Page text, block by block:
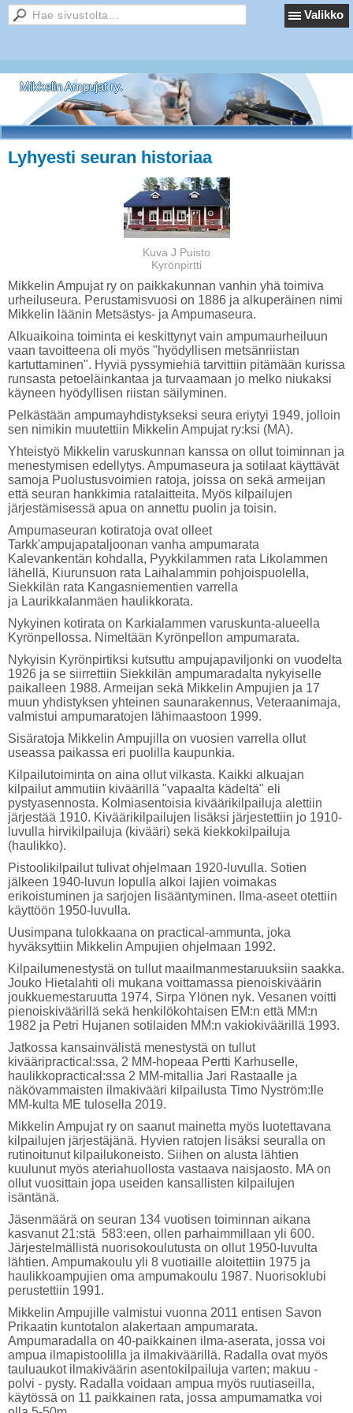
Valikko
Mikkelin Ampujat ry.
Lyhyesti seuran historiaa
Kuva J Puisto
Kyrönpirtti
Mikkelin Ampujat ry on paikkakunnan vanhin yhä toimiva
urheiluseura. Perustamisvuosi on 1886 ja alkuperäinen nimi
Mikkelin läänin Metsästys- ja Ampumaseura.
Alkuaikoina toiminta ei keskittynyt vain ampumaurheiluun
vaan tavoitteena oli myös "hyödyllisen metsänriistan
kartuttaminen". Hyviä pyssymiehiä tarvittiin pitämään kurissa
runsasta petoeläinkantaa ja turvaamaan jo melko niukaksi
käyneen hyödyllisen riistan säilyminen.
Pelkästään ampumayhdistykseksi seura eriytyi 1949, jolloin
sen nimikin muutettiin Mikkelin Ampujat ry:ksi (MA).
Yhteistyö Mikkelin varuskunnan kanssa on ollut toiminnan ja
menestymisen edellytys. Ampumaseura ja sotilaat käyttävät
samoja Puolustusvoimien ratoja, joissa on sekä armeijan
että seuran hankkimia ratalaitteita. Myös kilpailujen
järjestämisessä apua on annettu puolin ja toisin.
Ampumaseuran kotiratoja ovat olleet
Tarkk'ampujapataljoonan vanha ampumarata
Kalevankentän kohdalla, Pyykkilammen rata Likolammen
lähellä, Kiurunsuon rata Laihalammin pohjoispuolella,
Siekkilän rata Kangasniementien varrella
ja Laurikkalanmäen haulikkorata.
Nykyinen kotirata on Karkialammen varuskunta-alueella
Kyrönpellossa. Nimeltään Kyrönpellon ampumarata.
Nykyisin Kyrönpirtiksi kutsuttu ampujapaviljonki on vuodelta
1926 ja se siirrettiin Siekkilän ampumaradalta nykyiselle
paikalleen 1988. Armeijan sekä Mikkelin Ampujien ja 17
muun yhdistyksen yhteinen saunarakennus, Veteraanimaja,
valmistui ampumaratojen lähimaastoon 1999.
Sisäratoja Mikkelin Ampujilla on vuosien varrella ollut
useassa paikassa eri puolilla kaupunkia.
Kilpailutoiminta on aina ollut vilkasta. Kaikki alkuajan
kilpailut ammutiin kiväärillä "vapaalta kädeltä" eli
pystyasennosta. Kolmiasentoisia kiväärikilpailuja alettiin
järjestää 1910. Kiväärikilpailujen lisäksi järjestettiin jo 1910-
luvulla hirvikilpailuja (kivääri) sekä kiekkokilpailuja
(haulikko).
Pistoolikilpailut tulivat ohjelmaan 1920-luvulla. Sotien
jälkeen 1940-luvun lopulla alkoi lajien voimakas
erikoistuminen ja sarjojen lisääntyminen. Ilma-aseet otettiin
käyttöön 1950-luvulla.
Uusimpana tulokkaana on practical-ammunta, joka
hyväksyttiin Mikkelin Ampujien ohjelmaan 1992.
Kilpailumenestystä on tullut maailmanmestaruuksiin saakka.
Jouko Hietalahti oli mukana voittamassa pienoiskiväärin
joukkuemestaruutta 1974, Sirpa Ylönen nyk. Vesanen voitti
pienoiskiväärillä sekä henkilökohtaisen EM:n että MM:n
1982 ja Petri Hujanen sotilaiden MM:n vakiokiväärillä 1993.
Jatkossa kansainvälistä menestystä on tullut
kivääripractical:ssa, 2 MM-hopeaa Pertti Karhuselle,
haulikkopractical:ssa 2 MM-mitallia Jari Rastaalle ja
näkövammaisten ilmakivääri kilpailusta Timo Nyström:lle
MM-kulta ME tulosella 2019.
Mikkelin Ampujat ry on saanut mainetta myös luotettavana
kilpailujen järjestäjänä. Hyvien ratojen lisäksi seuralla on
rutinoitunut kilpailukoneisto. Siihen on alusta lähtien
kuulunut myös ateriahuollosta vastaava naisjaosto. MA on
ollut vuosittain jopa useiden kansallisten kilpailujen
isäntänä.
Jäsenmäärä on seuran 134 vuotisen toiminnan aikana
kasvanut 21:stä 583:een, ollen parhaimmillaan yli 600.
Järjestelmällistä nuorisokoulutusta on ollut 1950-luvulta
lähtien. Ampumakoulu yli 8 vuotiaille aloitettiin 1975 ja
haulikkoampujien oma ampumakoulu 1987. Nuorisoklubi
perustettiin 1991.
Mikkelin Ampujille valmistui vuonna 2011 entisen Savon
Prikaatin kuntotalon alakertaan ampumarata.
Ampumaradalla on 40-paikkainen ilma-aserata, jossa voi
ampua ilmapistoolilla ja ilmakiväärillä. Radalla ovat myös
tauluaukot ilmakiväärin asentokilpailuja varten; makuu -
polvi - pysty. Radalla voidaan ampua myös ruutiaseilla,
käytössä on 11 paikkainen rata, jossa ampumamatka voi